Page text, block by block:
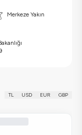
Merkeze Yakın
TL USD EUR GBP